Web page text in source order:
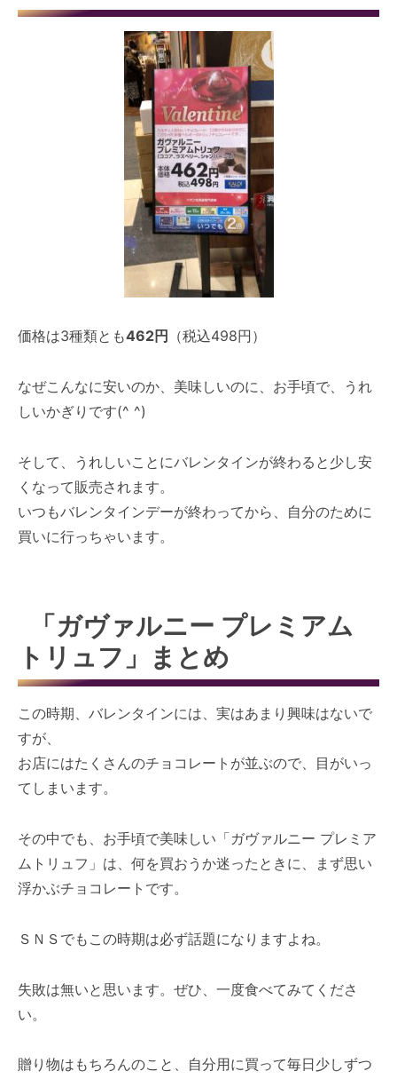
価格は3種類とも462円 （税込498円）
なぜこんなに安いのか、美味しいのに、お手頃で、うれ
しいかぎりです(^ ^)
そして、うれしいことにバレンタインが終わると少し安
くなって販売されます。
いつもバレンタインデーが終わってから、自分のために
買いに行っちゃいます。
「ガヴァルニー プレミアム
トリュフ」まとめ
この時期、バレンタインには、実はあまり興味はないで
すが、
お店にはたくさんのチョコレートが並ぶので、目がいっ
てしまいます。
その中でも、お手頃で美味しい「ガヴァルニー プレミア
ムトリュフ」は、何を買おうか迷ったときに、まず思い
浮かぶチョコレートです。
ＳＮＳでもこの時期は必ず話題になりますよね。
失敗は無いと思います。ぜひ、一度食べてみてくださ
い。
贈り物はもちろんのこと、自分用に買って毎日少しずつ